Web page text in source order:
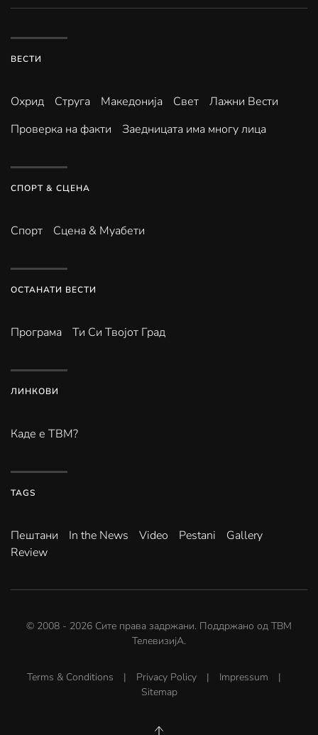
ВЕСТИ
Охрид Струга Македонија Свет
Лажни Вести
Проверка на факти
Заедницата има многу лица
СПОРТ & СЦЕНА
Спорт Сцена & Муабети
ОСТАНАТИ ВЕСТИ
Програма Ти Си Твојот Град
ЛИНКОВИ
Каде е ТВМ?
TAGS
Пештани In the News Video Pestani
Gallery
Review
© 2008 - 2026 Сите права задржани. Поддржано од ТВМ
ТелевизијА.
Terms & Conditions | Privacy Policy | Impressum |
Sitemap